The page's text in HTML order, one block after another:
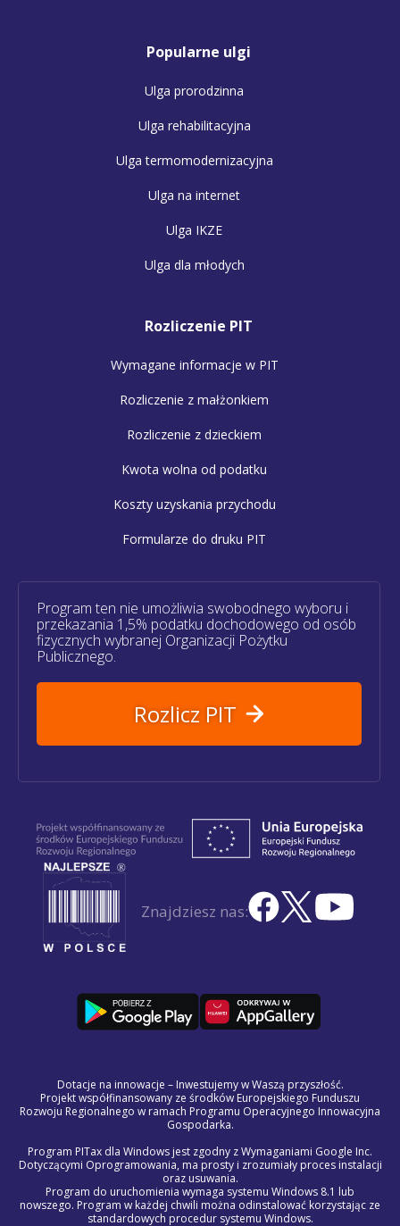
Popularne ulgi
Ulga prorodzinna
Ulga rehabilitacyjna
Ulga termomodernizacyjna
Ulga na internet
Ulga IKZE
Ulga dla młodych
Rozliczenie PIT
Wymagane informacje w PIT
Rozliczenie z małżonkiem
Rozliczenie z dzieckiem
Kwota wolna od podatku
Koszty uzyskania przychodu
Formularze do druku PIT
Program ten nie umożliwia swobodnego wyboru i
przekazania 1,5% podatku dochodowego od osób
fizycznych wybranej Organizacji Pożytku
Publicznego.
Rozlicz PIT
Znajdziesz nas:
Dotacje na innowacje – Inwestujemy w Waszą przyszłość.
Projekt współfinansowany ze środków Europejskiego Funduszu
Rozwoju Regionalnego w ramach Programu Operacyjnego Innowacyjna
Gospodarka.
Program PITax dla Windows jest zgodny z Wymaganiami Google Inc.
Dotyczącymi Oprogramowania, ma prosty i zrozumiały proces instalacji
oraz usuwania.
Program do uruchomienia wymaga systemu Windows 8.1 lub
nowszego. Program w każdej chwili można odinstalować korzystając ze
standardowych procedur systemu Windows.